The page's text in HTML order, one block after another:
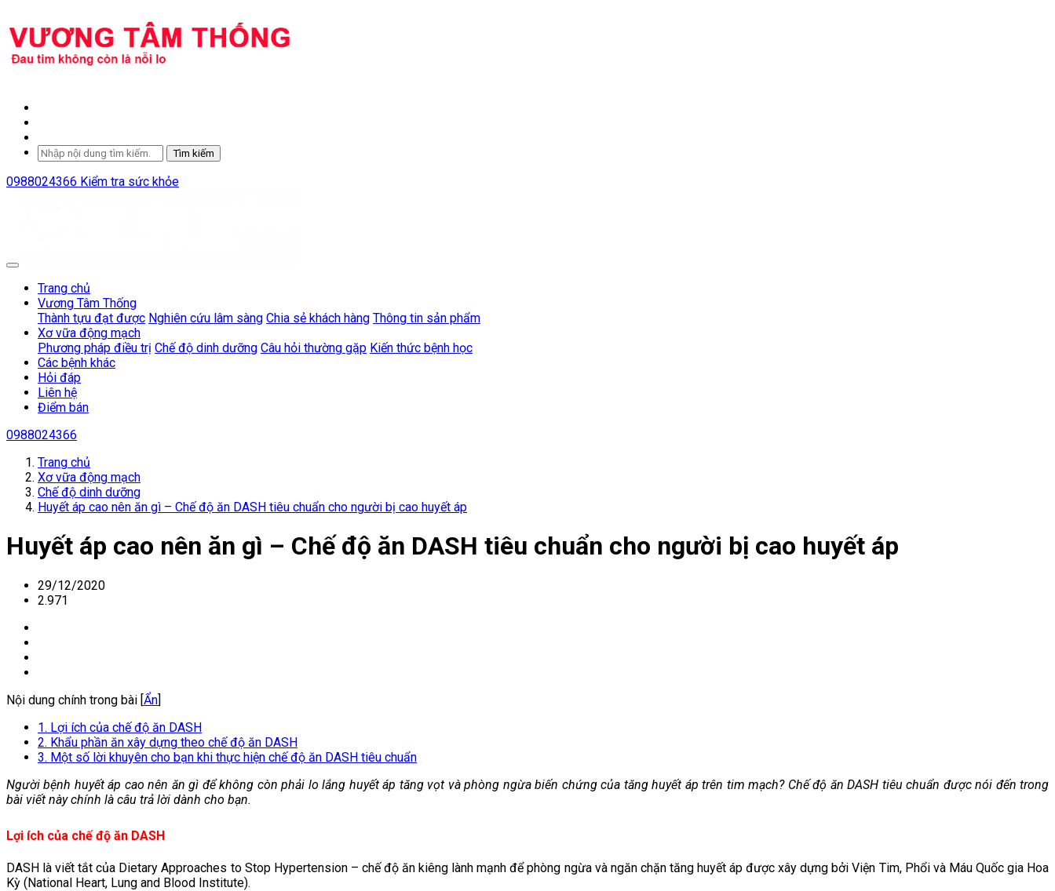
Tìm kiếm
0988024366 Kiểm tra sức khỏe
Trang chủ
Vương Tâm Thống
Thành tựu đạt được Nghiên cứu lâm sàng Chia sẻ khách hàng Thông tin sản phẩm
Xơ vữa động mạch
Phương pháp điều trị Chế độ dinh dưỡng Câu hỏi thường gặp Kiến thức bệnh học
Các bệnh khác
Hỏi đáp
Liên hệ
Điểm bán
0988024366
Trang chủ
Xơ vữa động mạch
Chế độ dinh dưỡng
Huyết áp cao nên ăn gì – Chế độ ăn DASH tiêu chuẩn cho người bị cao huyết áp
Huyết áp cao nên ăn gì – Chế độ ăn DASH tiêu chuẩn cho người bị cao huyết áp
29/12/2020
2.971
Nội dung chính trong bài [Ẩn]
1. Lợi ích của chế độ ăn DASH
2. Khẩu phần ăn xây dựng theo chế độ ăn DASH
3. Một số lời khuyên cho bạn khi thực hiện chế độ ăn DASH tiêu chuẩn
Người bệnh huyết áp cao nên ăn gì để không còn phải lo lắng huyết áp tăng vọt và phòng ngừa biến chứng của tăng huyết áp trên tim mạch? Chế độ ăn DASH tiêu chuẩn được nói đến trong
bài viết này chính là câu trả lời dành cho bạn.
Lợi ích của chế độ ăn DASH
DASH là viết tắt của Dietary Approaches to Stop Hypertension – chế độ ăn kiêng lành mạnh để phòng ngừa và ngăn chặn tăng huyết áp được xây dựng bởi Viện Tim, Phổi và Máu Quốc gia Hoa
Kỳ (National Heart, Lung and Blood Institute).